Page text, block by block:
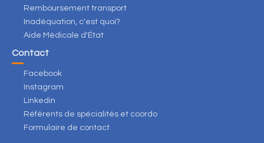
Remboursement transport
Inadéquation, c'est quoi?
Aide Médicale d'État
Contact
Facebook
Instagram
Linkedin
Référents de spécialités et coordo
Formulaire de contact